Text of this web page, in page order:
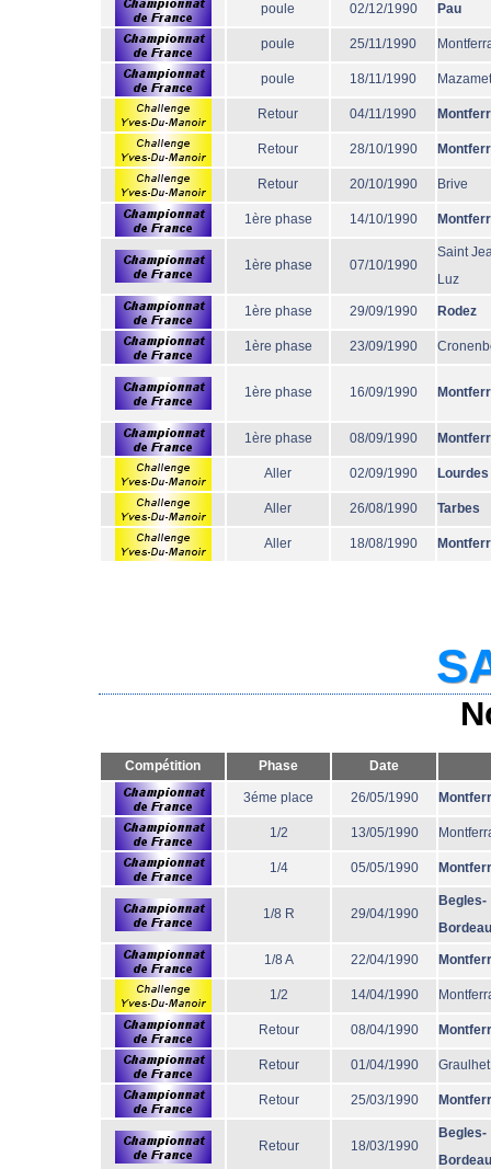
poule 02/12/1990 Pau
poule 25/11/1990
poule 18/11/1990 Mazamet
Retour 04/11/1990
Retour 28/10/1990
Retour 20/10/1990 Brive
1ère phase 14/10/1990
1ère phase 07/10/1990
Saint
Luz
1ère phase 29/09/1990 Rodez
1ère phase 23/09/1990
1ère phase 16/09/1990
1ère phase 08/09/1990
Aller 02/09/1990 Lourdes
Aller 26/08/1990 Tarbes
Aller 18/08/1990
Compétition Phase Date
3éme place 26/05/1990
1/2 13/05/1990
1/4 05/05/1990
1/8 R 29/04/1990
Begles-
1/8 A 22/04/1990
1/2 14/04/1990
Retour 08/04/1990
Retour 01/04/1990 Graulhet
Retour 25/03/1990
Retour 18/03/1990
Begles-